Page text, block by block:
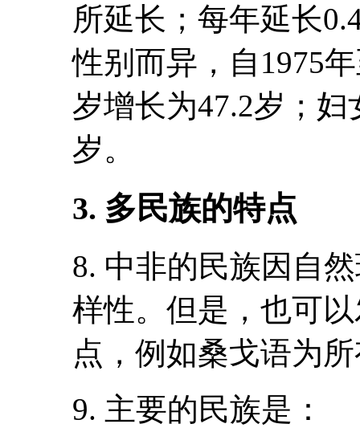
所延长；每年延长
性别而异，自1975
岁增长为47.2岁；
岁。
3. 多民族的特点
8. 中非的民族因自
样性。但是，也可
点，例如桑戈语为
9. 主要的民族是：